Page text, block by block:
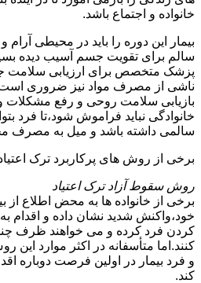
خانواده و اجتماع باشد.
بیمار این دوره را باید در محیطی
سالم برای تقویت جسم آسیب دیده
پزشک متخصص برای ارزیابی
ناشی از مصرف مواد نیز ضروری
بازیابی سلامت روحی و رفع مشکلات
خانوادگی نباید فراموش شود،تا فرد
سالمی داشته باشد و میل به مصرف
برخی از روش های پرکاربرد ترک اعتیاد
روش سقوط آزاد ترک اعتیاد
برخی از خانواده ها به محض اطلاع از
خود،واکنش شدید نشان داده و اقدام
کردن فرد کرده و می خواهند ظرف چند
کنند.اما متأسفانه در اکثر موارد
و فرد بیمار در اولین فرصت دوباره
کند.